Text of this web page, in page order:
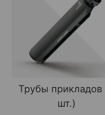
Трубы прикладов
шт.)